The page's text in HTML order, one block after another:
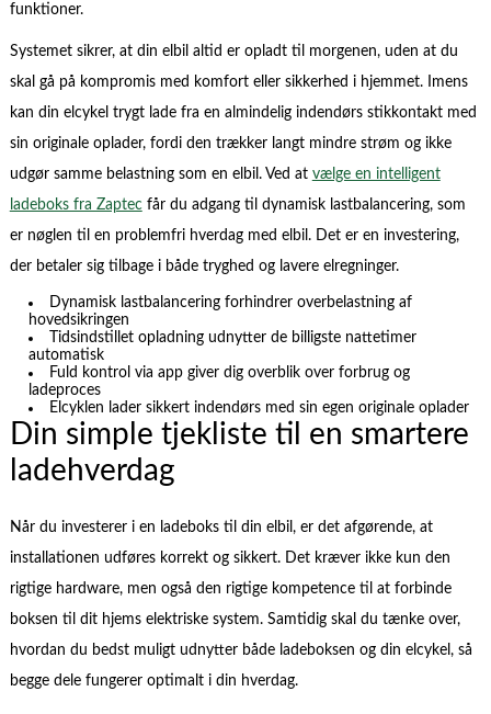
funktioner.
Systemet sikrer, at din elbil altid er opladt til morgenen, uden at du
skal gå på kompromis med komfort eller sikkerhed i hjemmet. Imens
kan din elcykel trygt lade fra en almindelig indendørs stikkontakt med
sin originale oplader, fordi den trækker langt mindre strøm og ikke
udgør samme belastning som en elbil. Ved at vælge en intelligent
ladeboks fra Zaptecfår du adgang til dynamisk lastbalancering, som
er nøglen til en problemfri hverdag med elbil. Det er en investering,
der betaler sig tilbage i både tryghed og lavere elregninger.
Dynamisk lastbalancering forhindrer overbelastning af
hovedsikringen
Tidsindstillet opladning udnytter de billigste nattetimer
automatisk
Fuld kontrol via app giver dig overblik over forbrug og
ladeproces
Elcyklen lader sikkert indendørs med sin egen originale oplader
Din simple tjekliste til en smartere
ladehverdag
Når du investerer i en ladeboks til din elbil, er det afgørende, at
installationen udføres korrekt og sikkert. Det kræver ikke kun den
rigtige hardware, men også den rigtige kompetence til at forbinde
boksen til dit hjems elektriske system. Samtidig skal du tænke over,
hvordan du bedst muligt udnytter både ladeboksen og din elcykel, så
begge dele fungerer optimalt i din hverdag.